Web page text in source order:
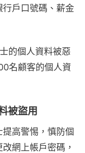
戶口號碼、薪金
的個人資料被惡
名顧客的個人資
被盜用
高警惕，慎防個
網上帳戶密碼，